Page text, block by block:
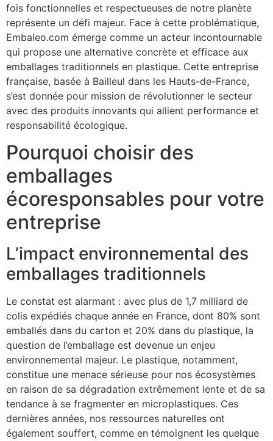
fois fonctionnelles et respectueuses de notre planète
représente un défi majeur. Face à cette problématique,
Embaleo.com émerge comme un acteur incontournable
qui propose une alternative concrète et efficace aux
emballages traditionnels en plastique. Cette entreprise
française, basée à Bailleul dans les Hauts-de-France,
s’est donnée pour mission de révolutionner le secteur
avec des produits innovants qui allient performance et
responsabilité écologique.
Pourquoi choisir des
emballages
écoresponsables pour votre
entreprise
L’impact environnemental des
emballages traditionnels
Le constat est alarmant : avec plus de 1,7 milliard de
colis expédiés chaque année en France, dont 80% sont
emballés dans du carton et 20% dans du plastique, la
question de l’emballage est devenue un enjeu
environnemental majeur. Le plastique, notamment,
constitue une menace sérieuse pour nos écosystèmes
en raison de sa dégradation extrêmement lente et de sa
tendance à se fragmenter en microplastiques. Ces
dernières années, nos ressources naturelles ont
également souffert, comme en témoignent les quelque